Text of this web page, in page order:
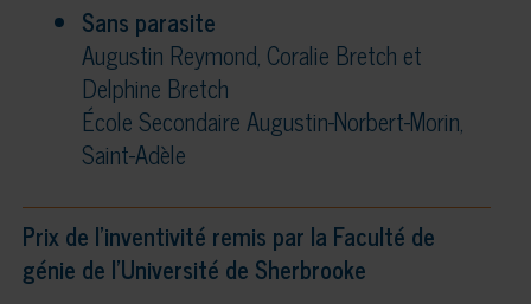
Sans parasite
Augustin Reymond, Coralie Bretch et
Delphine Bretch
École Secondaire Augustin-Norbert-Morin,
Saint-Adèle
Prix de l’inventivité remis par la Faculté de
génie de l’Université de Sherbrooke